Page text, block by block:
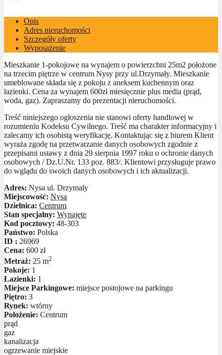
Opis
Adres nieruchomości
Szczegóły oferty
Wyposażenie
Mieszkanie 1-pokojowe na wynajem o powierzchni 25m2 położone
na trzecim piętrze w centrum Nysy przy ul.Drzymały. Mieszkanie
umeblowane składa się z pokoju z aneksem kuchennym oraz
łazienki. Cena za wynajem 600zł miesięcznie plus media (prąd,
woda, gaz). Zapraszamy do prezentacji nieruchomości.
Treść niniejszego ogłoszenia nie stanowi oferty handlowej w
rozumieniu Kodeksu Cywilnego. Treść ma charakter informacyjny i
zalecamy ich osobistą weryfikację. Kontaktując się z biurem Klient
wyraża zgodę na przetwarzanie danych osobowych zgodnie z
przepisami ustawy z dnia 29 sierpnia 1997 roku o ochronie danych
osobowych / Dz.U.Nr. 133 poz. 883/. Klientowi przysługuje prawo
do wglądu do swoich danych osobowych i ich aktualizacji.
Adres: Nysa ul. Drzymały
Miejscowość: Nysa
Dzielnica: Centrum
Stan specjalny: Wynajęte
Kod pocztowy: 48-303
Państwo: Polska
ID : 26969
Cena: 600 zł
Metraż: 25 m2
Pokoje: 1
Łazienki: 1
Miejsce Parkingowe: miejsce postojowe na parkingu
Piętro: 3
Rynek: wtórny
Położenie: Centrum
prąd
gaz
kanalizacja
ogrzewanie miejskie